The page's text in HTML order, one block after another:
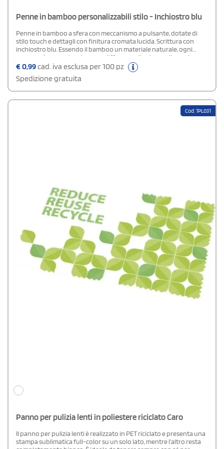
Penne in bamboo personalizzabili stilo - Inchiostro blu
Penne in bamboo a sfera con meccanismo a pulsante, dotate di
stilo touch e dettagli con finitura cromata lucida. Scrittura con
inchiostro blu. Essendo il bamboo un materiale naturale, ogni
pezzo può presentare leggere differenze di colore e dimensione,
caratteristiche che possono incidere sull’effetto finale della
€0,99cad. iva esclusa per 100 pz
Spedizione gratuita
Cod: 1PL031
Panno per pulizia lenti in poliestere riciclato Caro
Il panno per pulizia lenti è realizzato in PET riciclato e presenta una
stampa sublimatica full-color su un solo lato, mentre l’altro resta